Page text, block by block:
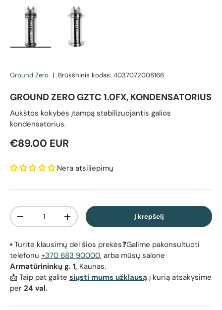
Ground Zero | Brūkšninis kodas: 4037072008166
GROUND ZERO GZTC 1.0FX, KONDENSATORIUS
Aukštos kokybės įtampą stabilizuojantis galios
kondensatorius.
Reguliari kaina
€89.00 EUR
Nėra atsiliepimų
Kiekis
Sumažinti kiekįPadidinti kiekį Į krepšelį
▪️ Turite klausimų dėl šios prekės❓Galime pakonsultuoti
telefonu +370 683 90000, arba mūsų salone
Armatūrininkų g. 1, Kaunas.
📩 Taip pat galite siųsti mums užklausą į kurią atsakysime
per 24 val.